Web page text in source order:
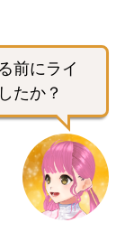
前にライ
たか？